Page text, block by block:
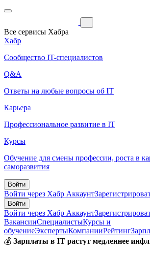
Все сервисы Хабра
Хабр
Сообщество IT-специалистов
Q&A
Ответы на любые вопросы об IT
Карьера
Профессиональное развитие в IT
Курсы
Обучение для смены профессии, роста в
саморазвития
Войти
Войти через Хабр Аккаунт
Войти
Войти через Хабр Аккаунт
ВакансииСпециалистыКурсы и
обучениеЭкспертыКомпанииРейтинг
💰 Зарплаты в IT растут медленнее